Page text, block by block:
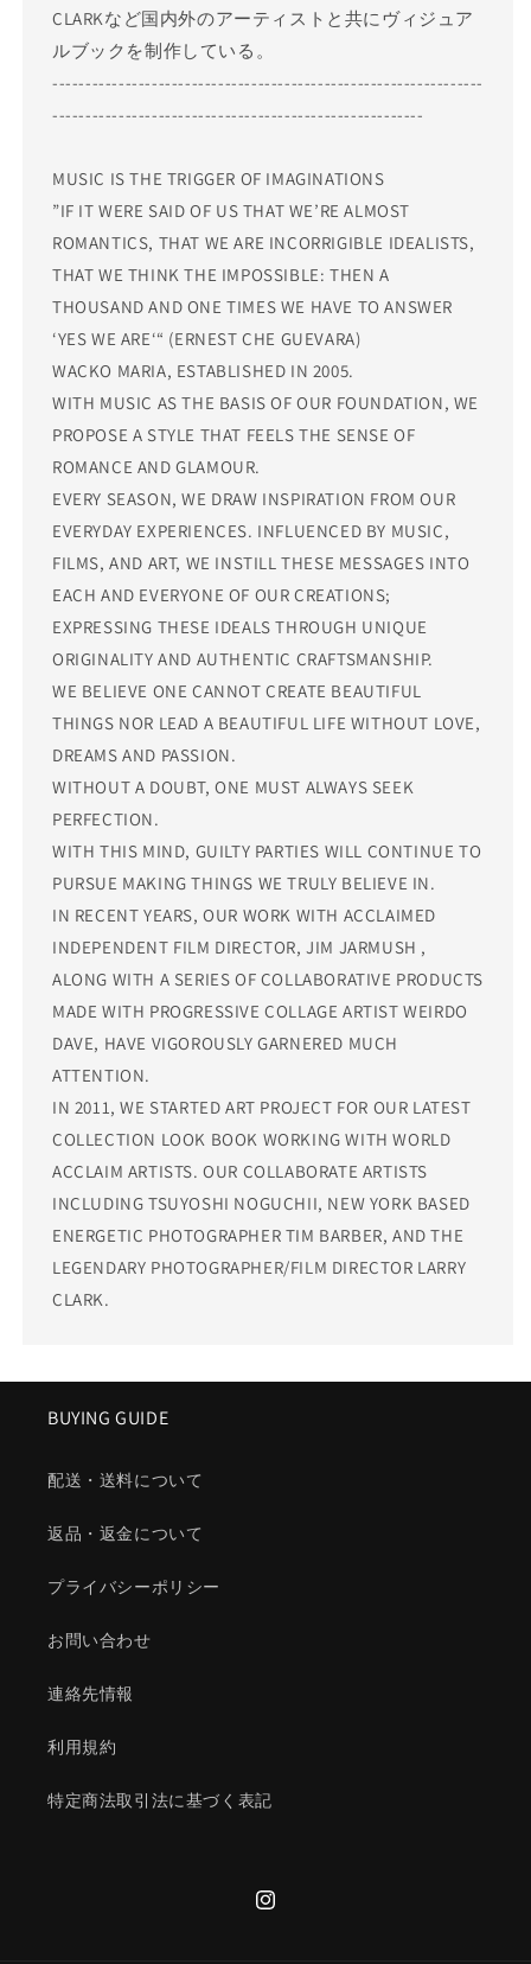
CLARKなど国内外のアーティストと共にヴィジュア
ルブックを制作している。
-----------------------------------------------------------------
--------------------------------------------------------
MUSIC IS THE TRIGGER OF IMAGINATIONS
”IF IT WERE SAID OF US THAT WE’RE ALMOST
ROMANTICS, THAT WE ARE INCORRIGIBLE IDEALISTS,
THAT WE THINK THE IMPOSSIBLE: THEN A
THOUSAND AND ONE TIMES WE HAVE TO ANSWER
‘YES WE ARE‘“ (ERNEST CHE GUEVARA)
WACKO MARIA, ESTABLISHED IN 2005.
WITH MUSIC AS THE BASIS OF OUR FOUNDATION, WE
PROPOSE A STYLE THAT FEELS THE SENSE OF
ROMANCE AND GLAMOUR.
EVERY SEASON, WE DRAW INSPIRATION FROM OUR
EVERYDAY EXPERIENCES. INFLUENCED BY MUSIC,
FILMS, AND ART, WE INSTILL THESE MESSAGES INTO
EACH AND EVERYONE OF OUR CREATIONS;
EXPRESSING THESE IDEALS THROUGH UNIQUE
ORIGINALITY AND AUTHENTIC CRAFTSMANSHIP.
WE BELIEVE ONE CANNOT CREATE BEAUTIFUL
THINGS NOR LEAD A BEAUTIFUL LIFE WITHOUT LOVE,
DREAMS AND PASSION.
WITHOUT A DOUBT, ONE MUST ALWAYS SEEK
PERFECTION.
WITH THIS MIND, GUILTY PARTIES WILL CONTINUE TO
PURSUE MAKING THINGS WE TRULY BELIEVE IN.
IN RECENT YEARS, OUR WORK WITH ACCLAIMED
INDEPENDENT FILM DIRECTOR, JIM JARMUSH ,
ALONG WITH A SERIES OF COLLABORATIVE PRODUCTS
MADE WITH PROGRESSIVE COLLAGE ARTIST WEIRDO
DAVE, HAVE VIGOROUSLY GARNERED MUCH
ATTENTION.
IN 2011, WE STARTED ART PROJECT FOR OUR LATEST
COLLECTION LOOK BOOK WORKING WITH WORLD
ACCLAIM ARTISTS. OUR COLLABORATE ARTISTS
INCLUDING TSUYOSHI NOGUCHII, NEW YORK BASED
ENERGETIC PHOTOGRAPHER TIM BARBER, AND THE
LEGENDARY PHOTOGRAPHER/FILM DIRECTOR LARRY
CLARK.
BUYING GUIDE
配送・送料について
返品・返金について
プライバシーポリシー
お問い合わせ
連絡先情報
利用規約
特定商法取引法に基づく表記
Instagram